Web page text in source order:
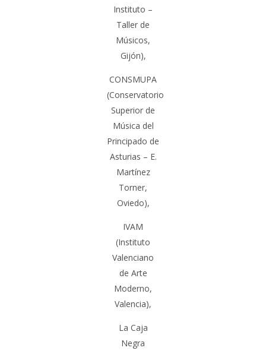
Instituto –
Taller de
Músicos,
Gijón),
CONSMUPA
(Conservatorio
Superior de
Música del
Principado de
Asturias – E.
Martínez
Torner,
Oviedo),
IVAM
(Instituto
Valenciano
de Arte
Moderno,
Valencia),
La Caja
Negra